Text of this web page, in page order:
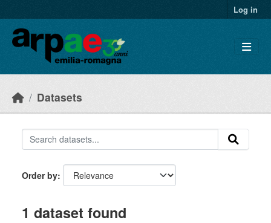
Log in
Datasets
Order by
1 dataset found